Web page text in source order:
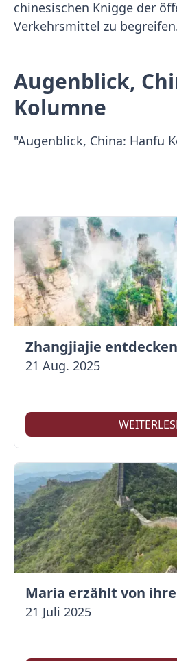
chinesischen Knigge der
Verkehrsmittel zu
Augenblick,
Kolumne
"Augenblick, China: Hanfu
21 Aug. 2025
21 Juli 2025